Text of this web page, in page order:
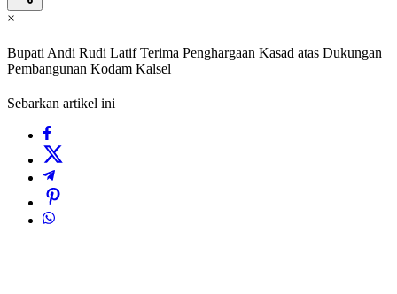
×
Bupati Andi Rudi Latif Terima Penghargaan Kasad atas Dukungan
Pembangunan Kodam Kalsel
Sebarkan artikel ini